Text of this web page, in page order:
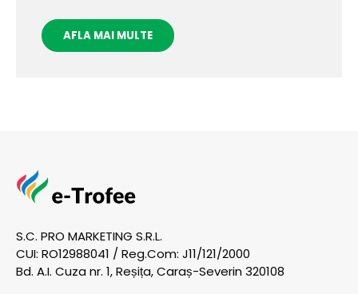
AFLA MAI MULTE
S.C. PRO MARKETING S.R.L.
CUI: RO12988041 / Reg.Com: J11/121/2000
Bd. A.I. Cuza nr. 1, Reșița, Caraș-Severin 320108